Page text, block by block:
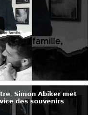
𝗦𝗶𝗺𝗼𝗻 𝗔𝗯𝗶𝗸𝗲𝗿 𝗺𝗲𝘁
𝗱𝗲𝘀 𝘀𝗼𝘂𝘃𝗲𝗻𝗶𝗿𝘀